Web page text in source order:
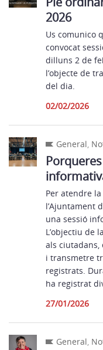
2026
Us comunico
convocat
dilluns 2 de
l’objecte de
del dia.
02/02/2026
General,
Per atendre
l’Ajuntament
una sessió
L’objectiu de
als
i transmetre
registrats.
ha registrat
27/01/2026
General,